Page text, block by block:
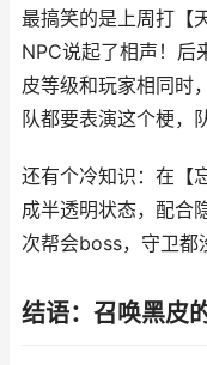
最搞笑的是上周打【
NPC说起了相声！
皮等级和玩家相同时
队都要表演这个梗，
还有个冷知识：在【
成半透明状态，配合
次帮会boss，守卫都
结语：召唤黑皮